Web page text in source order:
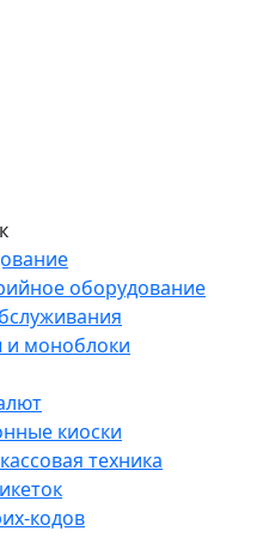
оборудование
и моноблоки
киоски
техника
кодов